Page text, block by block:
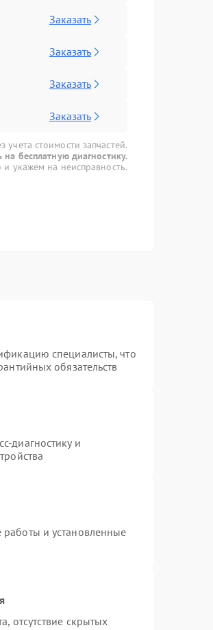
Заказать
Заказать
Заказать
Заказать
стоимости запчастей.
на бесплатную диагностику.
укажем на неисправность.
специалисты, что
обязательств
диагностику и
и установленные
отсутствие скрытых